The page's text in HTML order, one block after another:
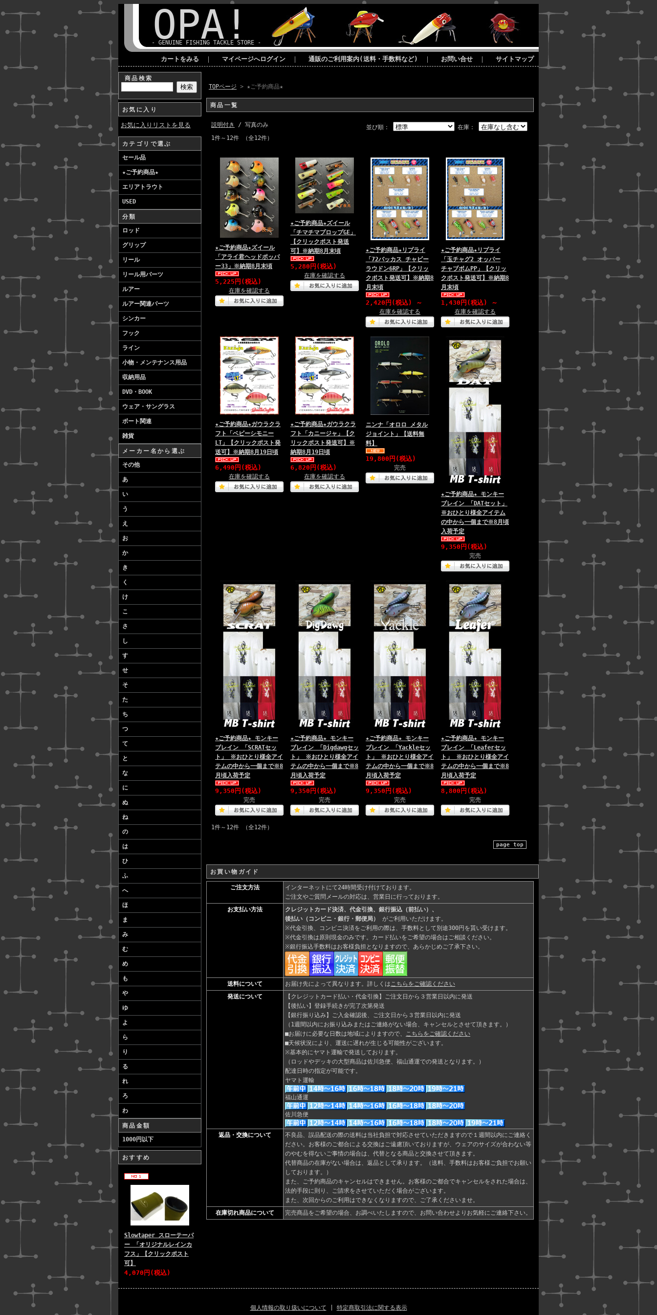
OPA!
- GENUINE FISHING TACKLE STORE -
カートをみる ｜ マイページへログイン ｜ 通販のご利用案内(送料・手数料など) ｜ お問い合せ ｜ サイトマップ
商品検索
お気に入り
お気に入りリストを見る
カテゴリで選ぶ
セール品
★ご予約商品★
エリアトラウト
USED
分類
ロッド
グリップ
リール
リール用パーツ
ルアー
ルアー関連パーツ
シンカー
フック
ライン
小物・メンテナンス用品
収納用品
DVD・BOOK
ウェア・サングラス
ボート関連
雑貨
メーカー名から選ぶ
その他
あ
い
う
え
お
か
き
く
け
こ
さ
し
す
せ
そ
た
ち
つ
て
と
な
に
ぬ
ね
の
は
ひ
ふ
へ
ほ
ま
み
む
め
も
や
ゆ
よ
ら
り
る
れ
ろ
わ
商品金額
1000円以下
おすすめ
Slowtaper スローテーパ
ー 「オリジナルレインカ
フス」【クリックポスト
可】
4,070円(税込)
TOPページ > ★ご予約商品★
商品一覧
在庫：
並び順：
説明付き
/ 写真のみ
1件～12件 （全12件）
★ご予約商品★ズイール
「アライ君ヘッドポッパ
ー33」※納期8月末頃
5,225円(税込)
在庫を確認する
★ご予約商品★ズイール
「チマチマプロップGE」
【クリックポスト発送
可】※納期8月末頃
5,280円(税込)
在庫を確認する
★ご予約商品★リプライ
「72バッカス チャビー
ラウドン6RP」【クリッ
クポスト発送可】※納期8
月末頃
2,420円(税込) ～
在庫を確認する
★ご予約商品★リプライ
「玉チャグ2 オッパー
チャブボムPP」【クリッ
クポスト発送可】※納期8
月末頃
1,430円(税込) ～
在庫を確認する
★ご予約商品★ガウラクラ
フト「ベビーシモニー
LT」【クリックポスト発
送可】※納期8月19日頃
6,490円(税込)
在庫を確認する
★ご予約商品★ガウラクラ
フト「カニージャ」【ク
リックポスト発送可】※
納期8月19日頃
6,820円(税込)
在庫を確認する
ニンナ「オロロ メタル
ジョイント」【送料無
料】
19,800円(税込)
完売
★ご予約商品★ モンキー
ブレイン 「DATセット」
※おひとり様全アイテム
の中から一個まで※8月頃
入荷予定
9,350円(税込)
完売
★ご予約商品★ モンキー
ブレイン 「SCRATセッ
ト」 ※おひとり様全アイ
テムの中から一個まで※8
月頃入荷予定
9,350円(税込)
完売
★ご予約商品★ モンキー
ブレイン 「Digdawgセッ
ト」 ※おひとり様全アイ
テムの中から一個まで※8
月頃入荷予定
9,350円(税込)
完売
★ご予約商品★ モンキー
ブレイン 「Yackleセッ
ト」 ※おひとり様全アイ
テムの中から一個まで※8
月頃入荷予定
9,350円(税込)
完売
★ご予約商品★ モンキー
ブレイン 「Leaferセッ
ト」 ※おひとり様全アイ
テムの中から一個まで※8
月頃入荷予定
8,800円(税込)
完売
1件～12件 （全12件）
page top
お買い物ガイド
ご注文方法
インターネットにて24時間受け付けております。
ご注文やご質問メールの対応は、営業日に行っております。
お支払い方法
クレジットカード決済、代金引換、銀行振込（前払い）、
後払い（コンビニ・銀行・郵便局） がご利用いただけます。
※代金引換、コンビニ決済をご利用の際は、手数料として別途300円を貰い受けます。
※代金引換は原則現金のみです。カード払いをご希望の場合はご相談ください。
※銀行振込手数料はお客様負担となりますので、あらかじめご了承下さい。
送料について お届け先によって異なります。詳しくはこちらをご確認ください
発送について
【クレジットカード払い・代金引換】ご注文日から３営業日以内に発送
【後払い】登録手続きが完了次第発送
【銀行振り込み】ご入金確認後、ご注文日から３営業日以内に発送
（1週間以内にお振り込みまたはご連絡がない場合、キャンセルとさせて頂きます。）
■お届けに必要な日数は地域によりますので、 こちらをご確認ください
■天候状況により、運送に遅れが生じる可能性がございます。
※基本的にヤマト運輸で発送しております。
（ロッドやデッキの大型商品は佐川急便、福山通運での発送となります。）
配達日時の指定が可能です。
ヤマト運輸
福山通運
佐川急便
返品・交換について
不良品、誤品配送の際の送料は当社負担で対応させていただきますので１週間以内にご連絡く
ださい。お客様のご都合による交換はご遠慮頂いておりますが、ウェアのサイズが合わない等
のやむを得ないご事情の場合は、代替となる商品と交換させて頂きます。
代替商品の在庫がない場合は、返品として承ります。（送料、手数料はお客様ご負担でお願い
しております。）
また、ご予約商品のキャンセルはできません。お客様のご都合でキャンセルをされた場合は、
法的手段に則り、ご請求をさせていただく場合がございます。
また、次回からのご利用はできなくなりますので、ご了承くださいませ。
在庫切れ商品について
完売商品をご希望の場合、お調べいたしますので、お問い合わせよりお気軽にご連絡下さい。
個人情報の取り扱いについて 特定商取引法に関する表示